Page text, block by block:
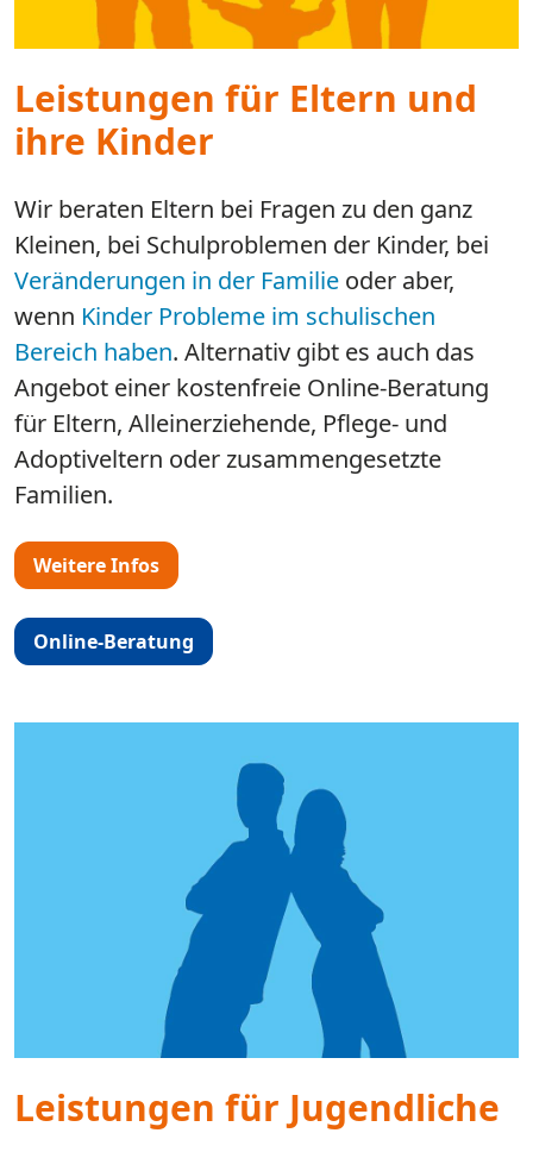
Leistungen für Eltern und
ihre Kinder
Wir beraten Eltern bei Fragen zu den ganz
Kleinen, bei Schulproblemen der Kinder, bei
Veränderungen in der Familie oder aber,
wenn Kinder Probleme im schulischen
Bereich haben. Alternativ gibt es auch das
Angebot einer kostenfreie Online-Beratung
für Eltern, Alleinerziehende, Pflege- und
Adoptiveltern oder zusammengesetzte
Familien.
Weitere Infos
Online-Beratung
Leistungen für Jugendliche